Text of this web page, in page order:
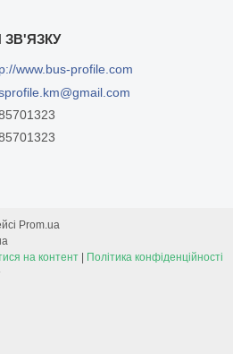
www.bus-profile.com
Prom.ua
на контент
Політика конфіденційності